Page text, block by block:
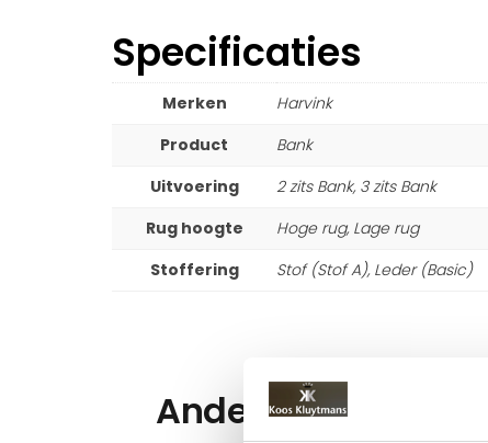
Specificaties
Merken
Harvink
Product
Bank
Uitvoering
2 zits Bank, 3 zits Bank
Rug hoogte
Hoge rug, Lage rug
Stoffering
Stof (Stof A), Leder (Basic)
Andere suggesties…